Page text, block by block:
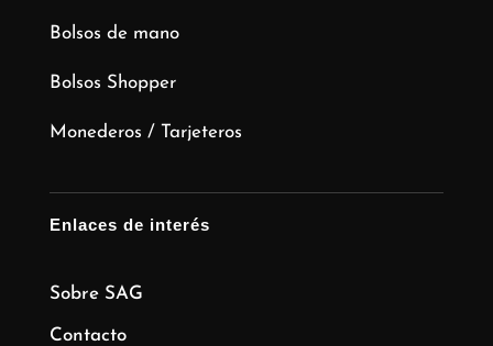
Bolsos de mano
Bolsos Shopper
Monederos / Tarjeteros
Enlaces de interés
Sobre SAG
Contacto